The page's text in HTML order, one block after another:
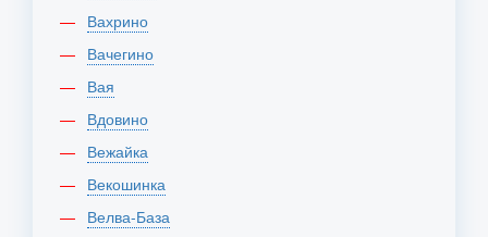
Вахрино
Вачегино
Вая
Вдовино
Вежайка
Векошинка
Велва-База